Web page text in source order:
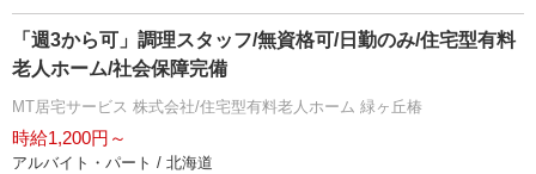
「週3から可」調理スタッフ/無資格可/日勤のみ/住宅型有料
老人ホーム/社会保障完備
MT居宅サービス 株式会社/住宅型有料老人ホーム 緑ヶ丘椿
時給1,200円～
アルバイト・パート / 北海道